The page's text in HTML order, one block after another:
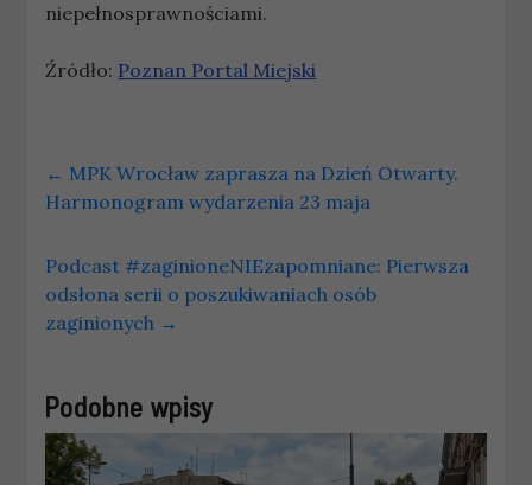
niepełnosprawnościami.
Źródło: Poznan Portal Miejski
← MPK Wrocław zaprasza na Dzień Otwarty.
Harmonogram wydarzenia 23 maja
Podcast #zaginioneNIEzapomniane: Pierwsza
odsłona serii o poszukiwaniach osób
zaginionych →
Podobne wpisy